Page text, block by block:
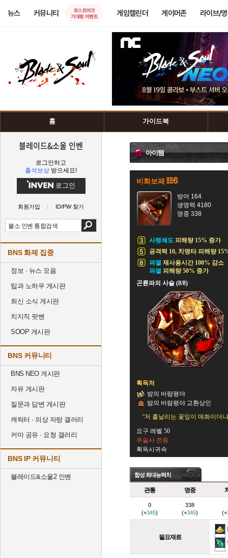
뉴스 커뮤니티
로스트아크
기대평 이벤트
게임캘린더 게이머존 라이브/
홈 가이드북
블레이드&소울 인벤
로그인하고
출석보상 받으세요!
로그인
회원가입 ID/PW 찾기
BNS 화제 집중
정보 · 뉴스 모음
팁과 노하우 게시판
최신 소식 게시판
치지직 팟벤
SOOP 게시판
BNS 커뮤니티
BNS NEO 게시판
자유 게시판
질문과 답변 게시판
캐릭터 · 의상 자랑 갤러리
커마 공유 · 요청 갤러리
BNS IP 커뮤니티
블레이드&소울2 인벤
아이템
비화보패
방어 164
생명력 4180
명중 338
사령쇄도 피해량 15% 증가
공격력 10, 치명타 피해량
파열 재사용시간 100% 감소
파열 피해량 50% 증가
곤륜파의 사술 (8/8)
획득처
밤의 바람평야
밤의 바람평야 교환상인
"저 흩날리는 꽃잎이 매화이더
요구 레벨 50
주술사 전용
획득시귀속
합성 최대능력치
관통 명중
0
(+345)
338
(+345) (+
필요재료